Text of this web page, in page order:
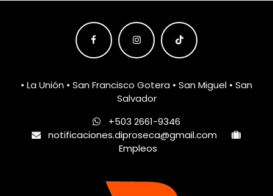
• La Unión • San Francisco Gotera • San Miguel • San
Salvador
+503 2661-9346
notificaciones.diproseca@gmail.com
Empleos